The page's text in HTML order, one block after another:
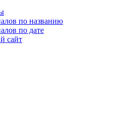
по названию
по дате
сайт